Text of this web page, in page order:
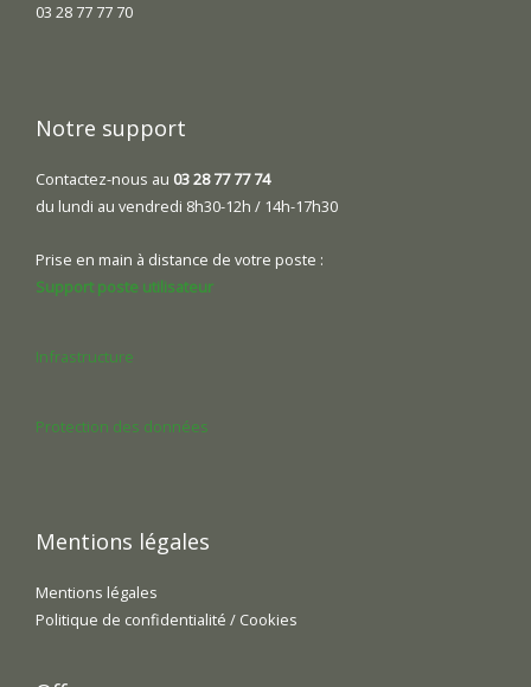
03 28 77 77 70
Notre support
Contactez-nous au 03 28 77 77 74
du lundi au vendredi 8h30-12h / 14h-17h30
Prise en main à distance de votre poste :
Support poste utilisateur
Infrastructure
Protection des données
Mentions légales
Mentions légales
Politique de confidentialité / Cookies